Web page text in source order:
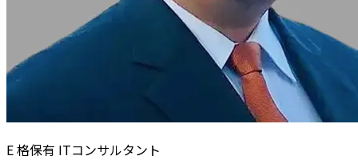
E 格保有 ITコンサルタント